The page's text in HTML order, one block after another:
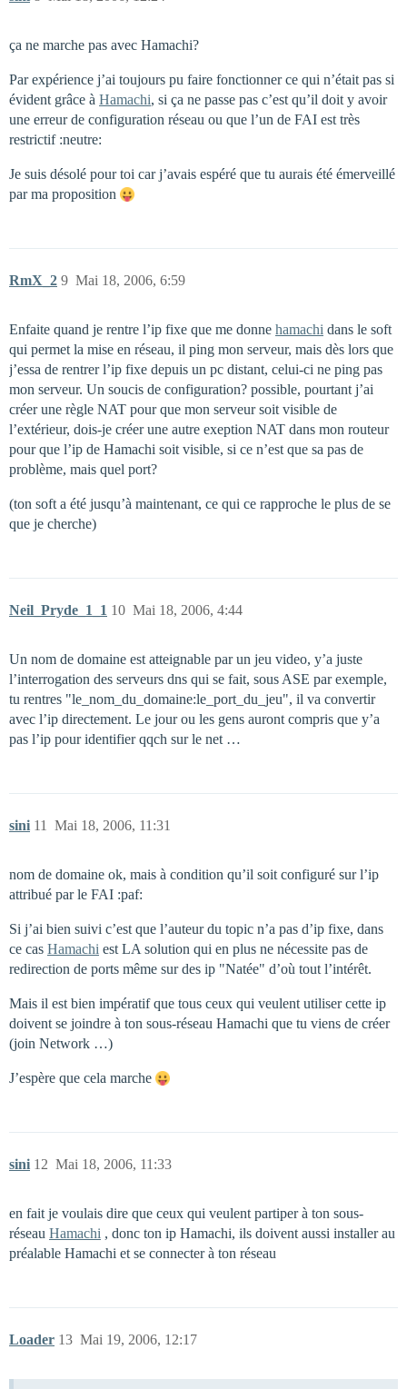
ça ne marche pas avec Hamachi?
Par expérience j’ai toujours pu faire fonctionner ce qui n’était pas si
évident grâce à Hamachi, si ça ne passe pas c’est qu’il doit y avoir
une erreur de configuration réseau ou que l’un de FAI est très
restrictif :neutre:
Je suis désolé pour toi car j’avais espéré que tu aurais été émerveillé
par ma proposition
RmX_2 Mai 18, 2006, 6:59
9
Enfaite quand je rentre l’ip fixe que me donne hamachi dans le soft
qui permet la mise en réseau, il ping mon serveur, mais dès lors que
j’essa de rentrer l’ip fixe depuis un pc distant, celui-ci ne ping pas
mon serveur. Un soucis de configuration? possible, pourtant j’ai
créer une règle NAT pour que mon serveur soit visible de
l’extérieur, dois-je créer une autre exeption NAT dans mon routeur
pour que l’ip de Hamachi soit visible, si ce n’est que sa pas de
problème, mais quel port?
(ton soft a été jusqu’à maintenant, ce qui ce rapproche le plus de se
que je cherche)
Neil_Pryde_1_1 Mai 18, 2006, 4:44
10
Un nom de domaine est atteignable par un jeu video, y’a juste
l’interrogation des serveurs dns qui se fait, sous ASE par exemple,
tu rentres "le_nom_du_domaine:le_port_du_jeu", il va convertir
avec l’ip directement. Le jour ou les gens auront compris que y’a
pas l’ip pour identifier qqch sur le net …
sini Mai 18, 2006, 11:31
11
nom de domaine ok, mais à condition qu’il soit configuré sur l’ip
attribué par le FAI :paf:
Si j’ai bien suivi c’est que l’auteur du topic n’a pas d’ip fixe, dans
ce cas Hamachi est LA solution qui en plus ne nécessite pas de
redirection de ports même sur des ip "Natée" d’où tout l’intérêt.
Mais il est bien impératif que tous ceux qui veulent utiliser cette ip
doivent se joindre à ton sous-réseau Hamachi que tu viens de créer
(join Network …)
J’espère que cela marche
sini Mai 18, 2006, 11:33
12
en fait je voulais dire que ceux qui veulent partiper à ton sous-
réseau Hamachi , donc ton ip Hamachi, ils doivent aussi installer au
préalable Hamachi et se connecter à ton réseau
Loader Mai 19, 2006, 12:17
13